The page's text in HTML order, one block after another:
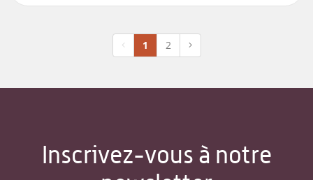
1 2
Inscrivez-vous à notre